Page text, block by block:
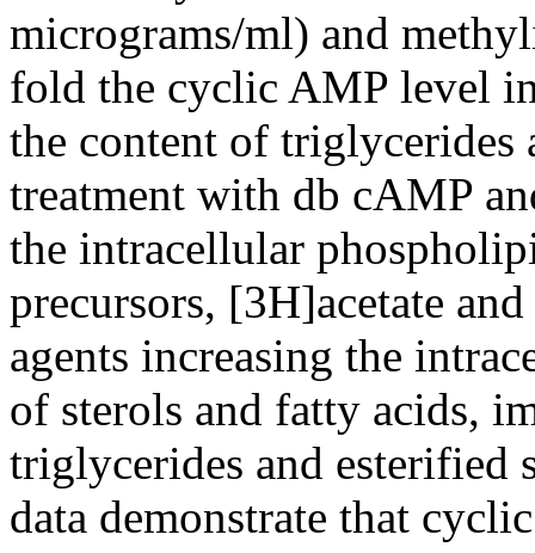
micrograms/ml) and
fold the cyclic AMP level
the content of triglycerides
treatment with db cAMP
the intracellular
precursors, [3H]acetate
agents increasing the
of sterols and fatty acids,
triglycerides and esterified
data demonstrate that